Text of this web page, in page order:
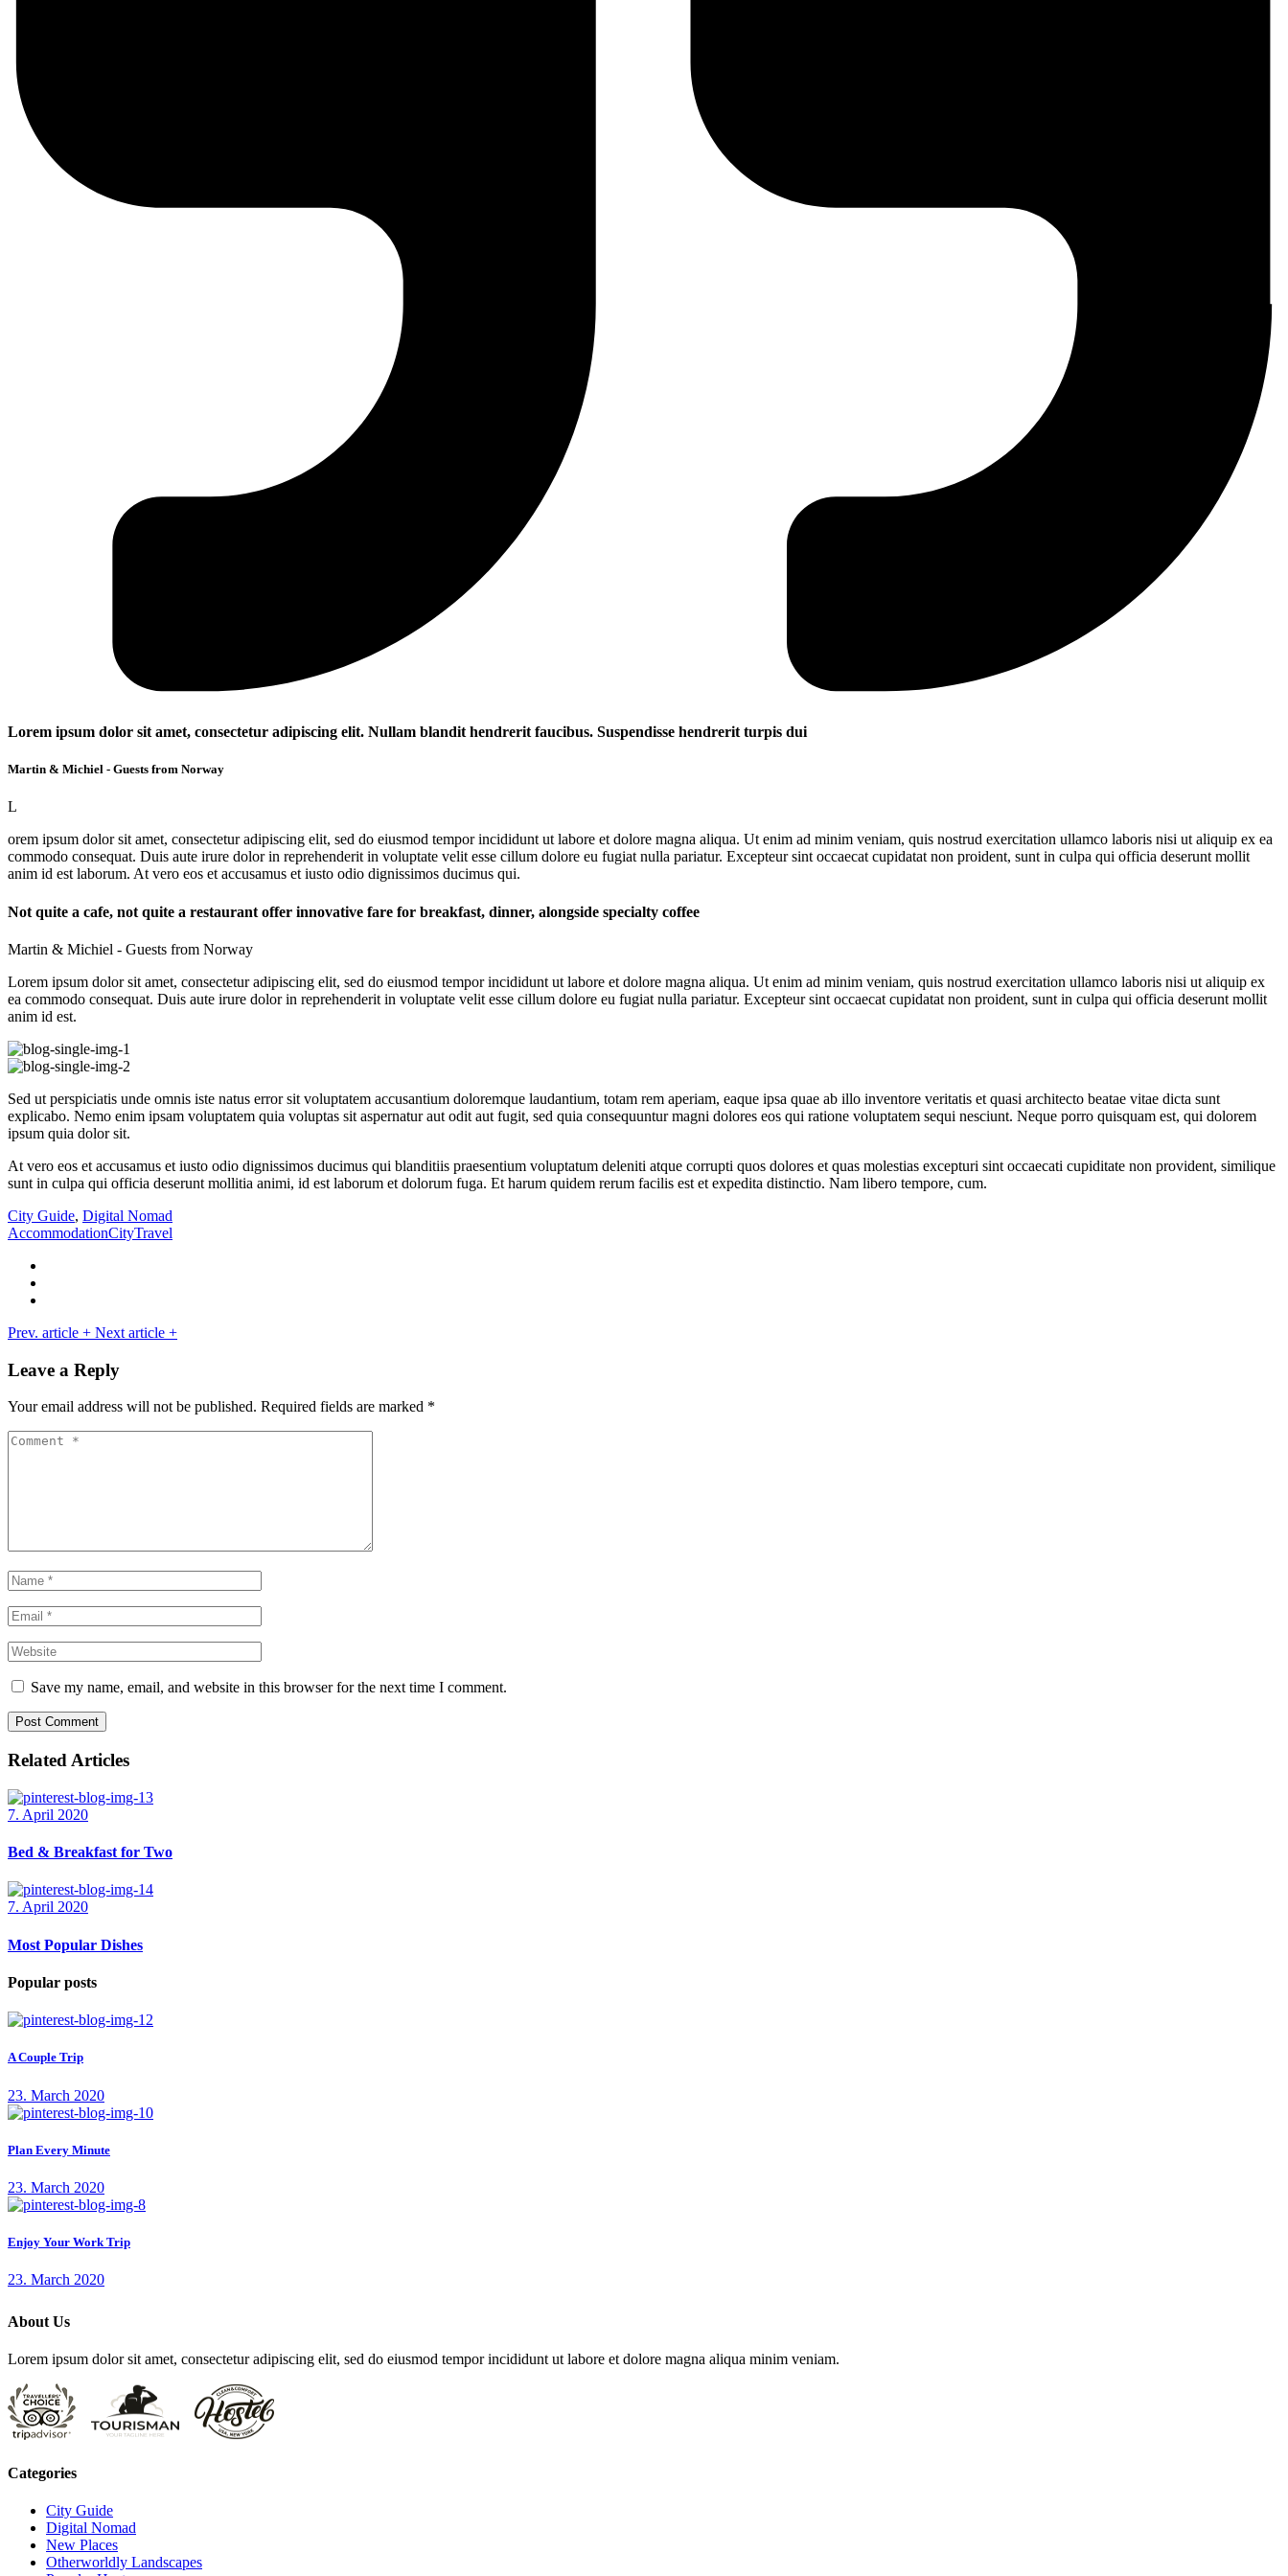
Lorem ipsum dolor sit amet, consectetur adipiscing elit. Nullam blandit hendrerit faucibus. Suspendisse hendrerit turpis dui
Martin & Michiel - Guests from Norway
L
orem ipsum dolor sit amet, consectetur adipiscing elit, sed do eiusmod tempor incididunt ut labore et dolore magna aliqua. Ut enim ad minim veniam, quis nostrud exercitation ullamco laboris nisi ut aliquip ex ea
commodo consequat. Duis aute irure dolor in reprehenderit in voluptate velit esse cillum dolore eu fugiat nulla pariatur. Excepteur sint occaecat cupidatat non proident, sunt in culpa qui officia deserunt mollit
anim id est laborum. At vero eos et accusamus et iusto odio dignissimos ducimus qui.
Not quite a cafe, not quite a restaurant offer innovative fare for breakfast, dinner, alongside specialty coffee
Martin & Michiel - Guests from Norway
Lorem ipsum dolor sit amet, consectetur adipiscing elit, sed do eiusmod tempor incididunt ut labore et dolore magna aliqua. Ut enim ad minim veniam, quis nostrud exercitation ullamco laboris nisi ut aliquip ex
ea commodo consequat. Duis aute irure dolor in reprehenderit in voluptate velit esse cillum dolore eu fugiat nulla pariatur. Excepteur sint occaecat cupidatat non proident, sunt in culpa qui officia deserunt mollit
anim id est.
Sed ut perspiciatis unde omnis iste natus error sit voluptatem accusantium doloremque laudantium, totam rem aperiam, eaque ipsa quae ab illo inventore veritatis et quasi architecto beatae vitae dicta sunt
explicabo. Nemo enim ipsam voluptatem quia voluptas sit aspernatur aut odit aut fugit, sed quia consequuntur magni dolores eos qui ratione voluptatem sequi nesciunt. Neque porro quisquam est, qui dolorem
ipsum quia dolor sit.
At vero eos et accusamus et iusto odio dignissimos ducimus qui blanditiis praesentium voluptatum deleniti atque corrupti quos dolores et quas molestias excepturi sint occaecati cupiditate non provident, similique
sunt in culpa qui officia deserunt mollitia animi, id est laborum et dolorum fuga. Et harum quidem rerum facilis est et expedita distinctio. Nam libero tempore, cum.
City Guide, Digital Nomad
AccommodationCityTravel
Prev. article + Next article +
Leave a Reply
Your email address will not be published. Required fields are marked *
Save my name, email, and website in this browser for the next time I comment.
Post Comment
Related Articles
7. April 2020
Bed & Breakfast for Two
7. April 2020
Most Popular Dishes
Popular posts
A Couple Trip
23. March 2020
Plan Every Minute
23. March 2020
Enjoy Your Work Trip
23. March 2020
About Us
Lorem ipsum dolor sit amet, consectetur adipiscing elit, sed do eiusmod tempor incididunt ut labore et dolore magna aliqua minim veniam.
Categories
City Guide
Digital Nomad
New Places
Otherworldly Landscapes